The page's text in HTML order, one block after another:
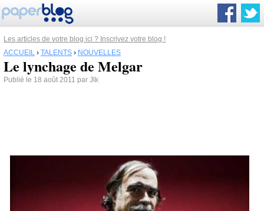
Les articles de votre blog ici ? Inscrivez votre blog !
ACCUEIL › TALENTS › NOUVELLES
Le lynchage de Melgar
Publié le 18 août 2011 par Jlk